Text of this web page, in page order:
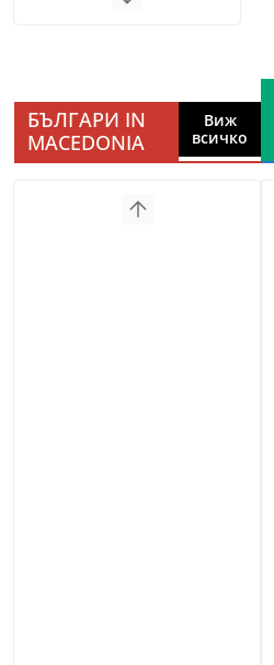
БЪЛГАРИ IN
MACEDONIA
Виж
всичко